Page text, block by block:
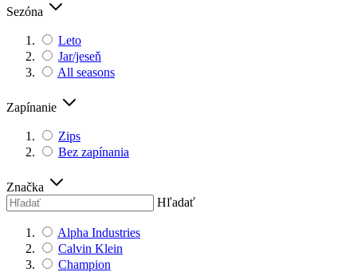
Sezóna
Leto
Jar/jeseň
All seasons
Zapínanie
Zips
Bez zapínania
Značka
Hľadať
Alpha Industries
Calvin Klein
Champion